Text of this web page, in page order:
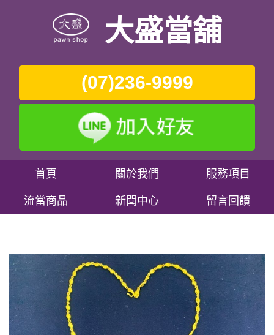
大盛當舖
(07)236-9999
首頁 關於我們 服務項目
流當商品 新聞中心 留言回饋